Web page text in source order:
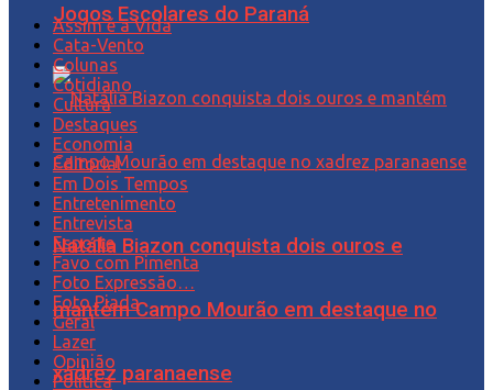
Jogos Escolares do Paraná
Natália Biazon conquista dois ouros e
mantém Campo Mourão em destaque no
xadrez paranaense
Assim é a Vida
Cata-Vento
Colunas
Cotidiano
Cultura
Destaques
Economia
Editorial
Em Dois Tempos
Entretenimento
Entrevista
Esporte
Favo com Pimenta
Foto Expressão…
Foto Piada
Geral
Lazer
Opinião
Política